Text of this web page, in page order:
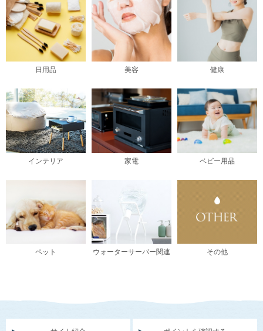
日用品 美容 健康
インテリア 家電 ベビー用品
ペット ウォーターサーバー関連 その他